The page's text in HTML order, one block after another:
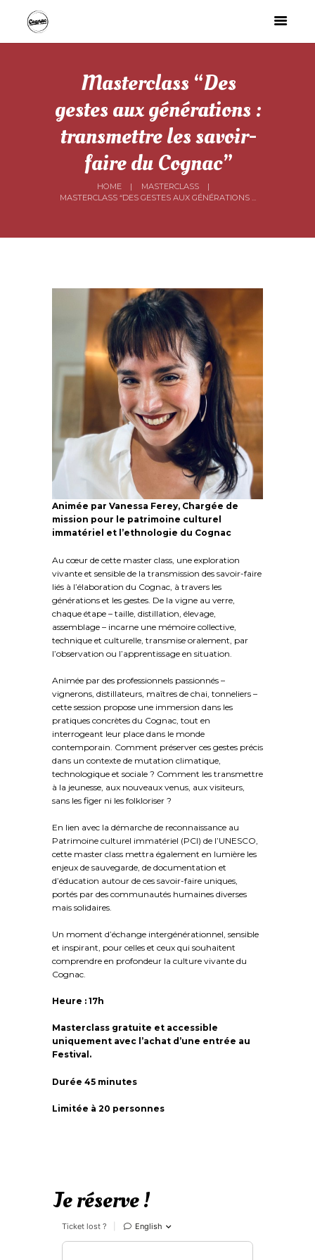
Masterclass “Des
gestes aux générations :
transmettre les savoir-
faire du Cognac”
HOME
MASTERCLASS
MASTERCLASS “DES GESTES AUX GÉNÉRATIONS ...
Animée par Vanessa Ferey, Chargée de
mission pour le patrimoine culturel
immatériel et l’ethnologie du Cognac
Au cœur de cette master class, une exploration
vivante et sensible de la transmission des savoir-faire
liés à l’élaboration du Cognac, à travers les
générations et les gestes. De la vigne au verre,
chaque étape – taille, distillation, élevage,
assemblage – incarne une mémoire collective,
technique et culturelle, transmise oralement, par
l’observation ou l’apprentissage en situation.
Animée par des professionnels passionnés –
vignerons, distillateurs, maîtres de chai, tonneliers –
cette session propose une immersion dans les
pratiques concrètes du Cognac, tout en
interrogeant leur place dans le monde
contemporain. Comment préserver ces gestes précis
dans un contexte de mutation climatique,
technologique et sociale ? Comment les transmettre
à la jeunesse, aux nouveaux venus, aux visiteurs,
sans les figer ni les folkloriser ?
En lien avec la démarche de reconnaissance au
Patrimoine culturel immatériel (PCI) de l’UNESCO,
cette master class mettra également en lumière les
enjeux de sauvegarde, de documentation et
d’éducation autour de ces savoir-faire uniques,
portés par des communautés humaines diverses
mais solidaires.
Un moment d’échange intergénérationnel, sensible
et inspirant, pour celles et ceux qui souhaitent
comprendre en profondeur la culture vivante du
Cognac.
Heure : 17h
Masterclass gratuite et accessible
uniquement avec l’achat d’une entrée au
Festival.
Durée 45 minutes
Limitée à 20 personnes
Je réserve !